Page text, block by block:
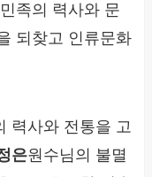
족의 력사와 문
되찾고 인류문화
력사와 전통을 고
은원수님의 불멸